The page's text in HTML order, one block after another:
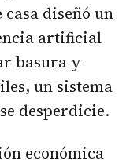
diseñó un
artificial
basura y
un sistema
desperdicie.
económica